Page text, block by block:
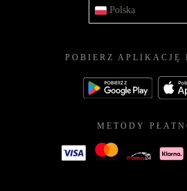
Polska
POBIERZ APLIKACJĘ
METODY